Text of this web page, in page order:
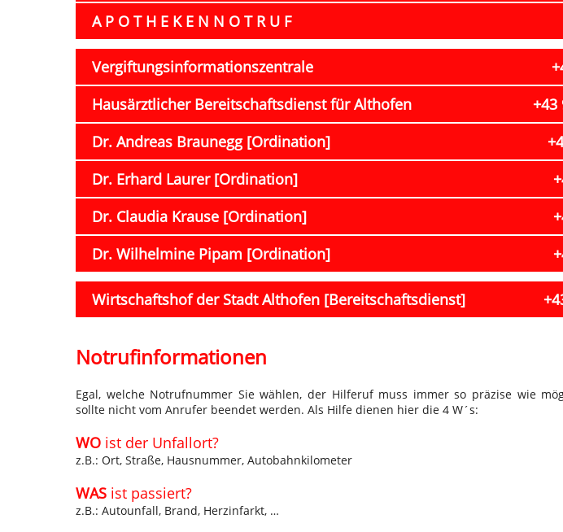
A P O T H E K E N N O T R U F
Vergiftungsinformationszentrale
Hausärztlicher Bereitschaftsdienst für Althofen
+43
Dr. Andreas Braunegg [Ordination]
Dr. Erhard Laurer [Ordination]
Dr. Claudia Krause [Ordination]
Dr. Wilhelmine Pipam [Ordination]
Wirtschaftshof der Stadt Althofen [Bereitschaftsdienst]
Notrufinformationen
Egal, welche Notrufnummer Sie wählen, der Hilferuf muss immer so präzise wie
sollte nicht vom Anrufer beendet werden. Als Hilfe dienen hier die 4 W´s:
WO ist der Unfallort?
z.B.: Ort, Straße, Hausnummer, Autobahnkilometer
WAS ist passiert?
z.B.: Autounfall, Brand, Herzinfarkt, …